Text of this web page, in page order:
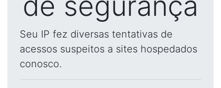
Seu IP fez diversas tentativas de
acessos suspeitos a sites hospedados
conosco.